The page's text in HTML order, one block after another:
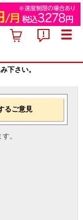
下さい。
るご意見
。